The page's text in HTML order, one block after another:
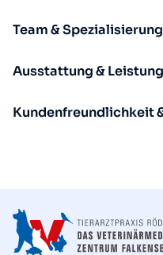
Team &
Ausstattung &
Kundenfreundlichkeit